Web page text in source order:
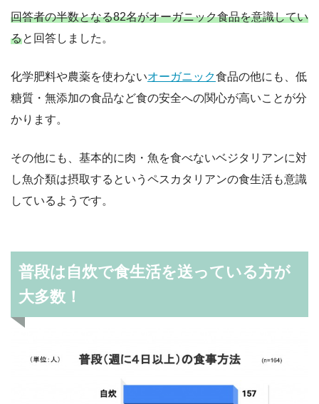
回答者の半数となる82名がオーガニック食品を意識してい
ると回答しました。
化学肥料や農薬を使わないオーガニック食品の他にも、低
糖質・無添加の食品など食の安全への関心が高いことが分
かります。
その他にも、基本的に肉・魚を食べないベジタリアンに対
し魚介類は摂取するというペスカタリアンの食生活も意識
しているようです。
普段は自炊で食生活を送っている方が
大多数！